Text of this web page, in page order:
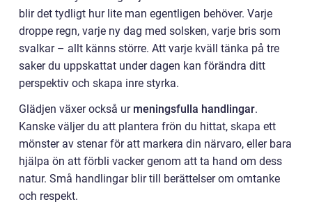
blir det tydligt hur lite man egentligen behöver. Varje
droppe regn, varje ny dag med solsken, varje bris som
svalkar – allt känns större. Att varje kväll tänka på tre
saker du uppskattat under dagen kan förändra ditt
perspektiv och skapa inre styrka.
Glädjen växer också ur meningsfulla handlingar.
Kanske väljer du att plantera frön du hittat, skapa ett
mönster av stenar för att markera din närvaro, eller bara
hjälpa ön att förbli vacker genom att ta hand om dess
natur. Små handlingar blir till berättelser om omtanke
och respekt.